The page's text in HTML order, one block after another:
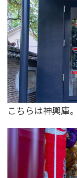
こちらは神輿庫